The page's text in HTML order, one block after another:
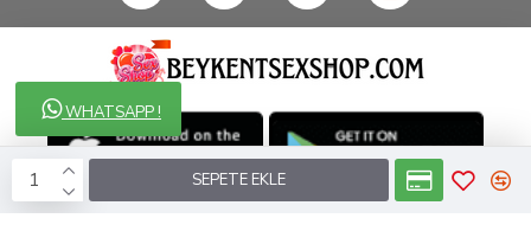
SEPETE EKLE
WHATSAPP !